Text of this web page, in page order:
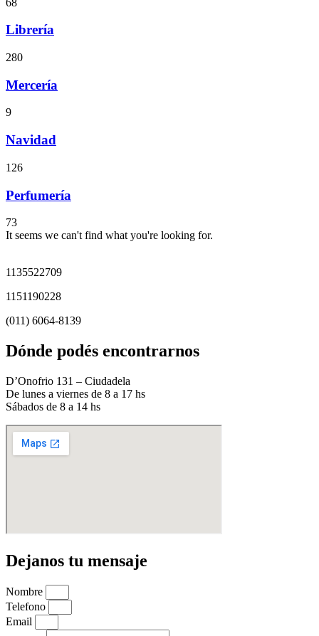
Librería
280
Mercería
9
Navidad
126
Perfumería
73
It seems we can't find what you're looking for.
1135522709
1151190228
(011) 6064-8139
Dónde podés encontrarnos
D’Onofrio 131 – Ciudadela
De lunes a viernes de 8 a 17 hs
Sábados de 8 a 14 hs
Dejanos tu mensaje
Nombre
Telefono
Email